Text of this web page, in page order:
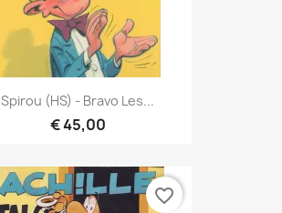
Spirou (HS) - Bravo Les...
€ 45,00
favorite_border